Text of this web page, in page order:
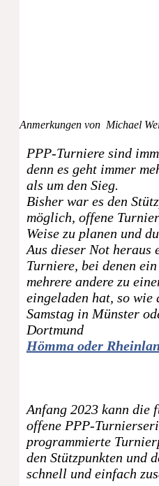
Anmerkungen von Michael
PPP-Turniere sind
denn es geht immer
als um den Sieg.
Bisher war es den
möglich, offene
Weise zu planen und
Aus dieser Not heraus
Turniere, bei denen
mehrere andere zu
eingeladen hat, so wie
Samstag in Münster
Dortmund
Hömma oder
Anfang 2023 kann
offene PPP-
programmierte
den Stützpunkten und
schnell und einfach